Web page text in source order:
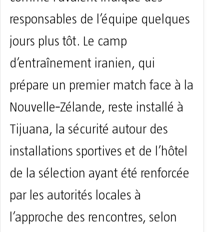
responsables de l’équipe quelques
jours plus tôt. Le camp
d’entraînement iranien, qui
prépare un premier match face à la
Nouvelle‑Zélande, reste installé à
Tijuana, la sécurité autour des
installations sportives et de l’hôtel
de la sélection ayant été renforcée
par les autorités locales à
l’approche des rencontres, selon